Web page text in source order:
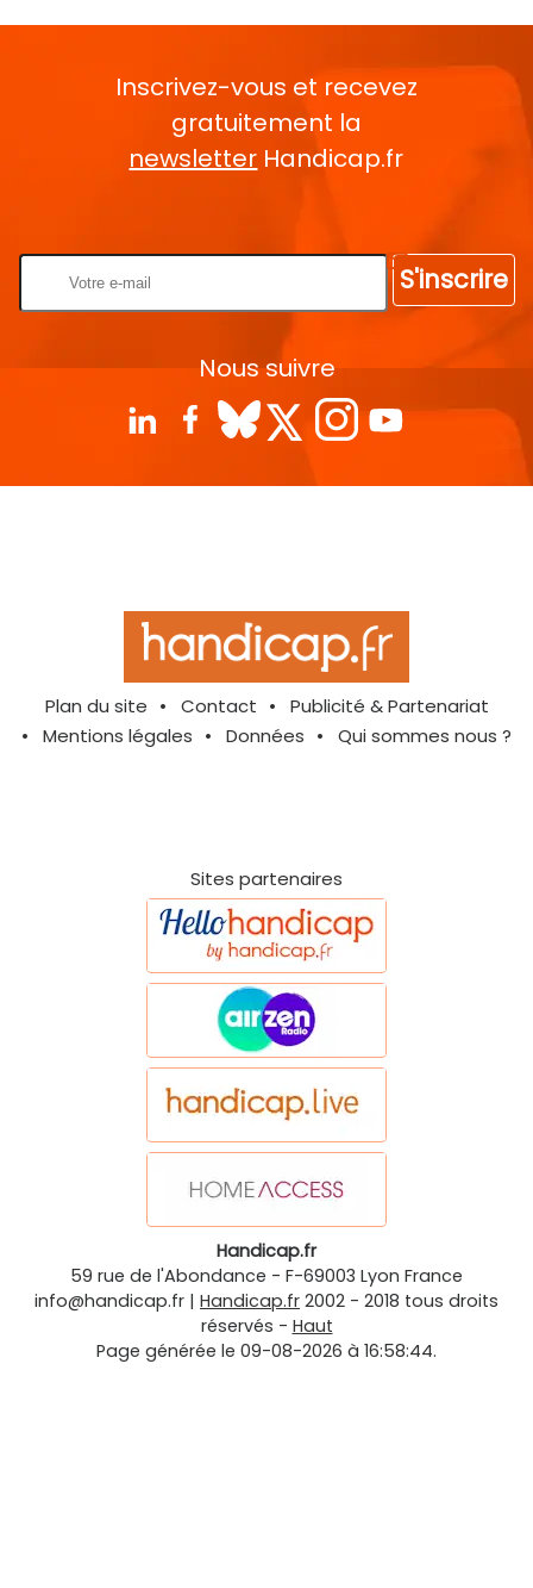
Inscrivez-vous et recevez
gratuitement la
newsletter Handicap.fr
S'inscrire
Nous suivre
Plan du site Contact
Publicité & Partenariat
Mentions légales
Données Qui sommes nous ?
Sites partenaires
Handicap.fr
59 rue de l'Abondance - F-69003 Lyon France
info@handicap.fr | Handicap.fr 2002 - 2018 tous droits
réservés - Haut
Page générée le 09-08-2026 à 16:58:44.